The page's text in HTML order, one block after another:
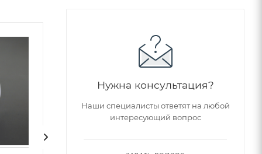
Нужна консультация?
Наши специалисты ответят на любой
интересующий вопрос